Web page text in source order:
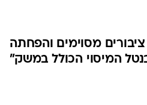
מסוימים והפחתה
המיסוי הכולל במשק"